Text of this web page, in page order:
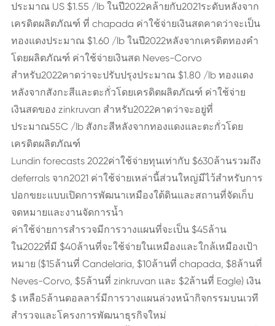
ประมาณ US $1.55 /lb ในปี2022คล้ายกับ2021ระดับหลังจาก
เครดิตผลิตภัณฑ์ ที่ chapada ค่าใช้จ่ายเงินสดคาดว่าจะเป็น
ทองแดงประมาณ $1.60 /lb ในปี2022หลังจากเครดิตทองคำ
โดยผลิตภัณฑ์ ค่าใช้จ่ายเงินสด Neves-Corvo
สำหรับ2022คาดว่าจะปรับปรุงประมาณ $1.80 /lb ทองแดง
หลังจากสังกะสีและตะกั่วโดยเครดิตผลิตภัณฑ์ ค่าใช้จ่าย
เงินสดของ zinkruvan สำหรับ2022คาดว่าจะอยู่ที่
ประมาณ55C /lb สังกะสีหลังจากทองแดงและตะกั่วโดย
เครดิตผลิตภัณฑ์
Lundin forecasts 2022ค่าใช้จ่ายทุนเท่ากับ $630ล้านรวมถึง
deferrals จาก2021 ค่าใช้จ่ายเหล่านี้ส่วนใหญ่มีไว้สำหรับการ
ปอกขยะแบบเปิดการพัฒนาเหมืองใต้ดินและสถานที่จัดเก็บ
จดหมายและงานจัดการน้ำ
ค่าใช้จ่ายการสำรวจมีการวางแผนที่จะเป็น $45ล้าน
ใน2022ที่มี $40ล้านที่จะใช้จ่ายในเหมืองและใกล้เหมืองเป้า
หมาย ($15ล้านที่ Candelaria, $10ล้านที่ chapada, $8ล้านที่
Neves-Corvo, $5ล้านที่ zinkruvan และ $2ล้านที่ Eagle) เงิน
$ เหลือ5ล้านดอลลาร์มีการวางแผนล่วงหน้ากิจกรรมบนเวที
สำรวจและโครงการพัฒนาธุรกิจใหม่